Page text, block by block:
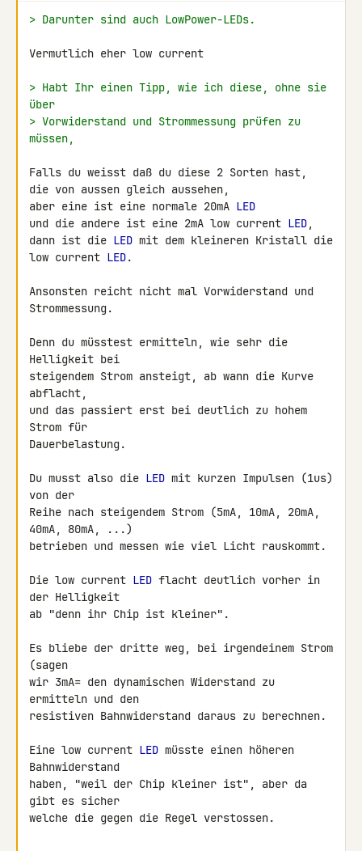
> Darunter sind auch LowPower-LEDs.
Vermutlich eher low current
> Habt Ihr einen Tipp, wie ich diese, ohne sie
über
> Vorwiderstand und Strommessung prüfen zu
müssen,
Falls du weisst daß du diese 2 Sorten hast,
die von aussen gleich aussehen,
aber eine ist eine normale 20mA LED
und die andere ist eine 2mA low current LED,
dann ist die LED mit dem kleineren Kristall die
low current LED.
Ansonsten reicht nicht mal Vorwiderstand und
Strommessung.
Denn du müsstest ermitteln, wie sehr die
Helligkeit bei
steigendem Strom ansteigt, ab wann die Kurve
abflacht,
und das passiert erst bei deutlich zu hohem
Strom für
Dauerbelastung.
Du musst also die LED mit kurzen Impulsen (1us)
von der
Reihe nach steigendem Strom (5mA, 10mA, 20mA,
40mA, 80mA, ...)
betrieben und messen wie viel Licht rauskommt.
Die low current LED flacht deutlich vorher in
der Helligkeit
ab "denn ihr Chip ist kleiner".
Es bliebe der dritte weg, bei irgendeinem Strom
(sagen
wir 3mA= den dynamischen Widerstand zu
ermitteln und den
resistiven Bahnwiderstand daraus zu berechnen.
Eine low current LED müsste einen höheren
Bahnwiderstand
haben, "weil der Chip kleiner ist", aber da
gibt es sicher
welche die gegen die Regel verstossen.